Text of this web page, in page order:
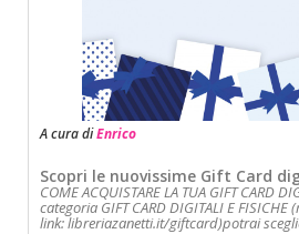
A cura diEnrico
Scopri le nuovissime Gift Card
COME ACQUISTARE LA TUA GIFT CARD
categoria GIFT CARD DIGITALI E
link: libreriazanetti.it/giftcard)potrai